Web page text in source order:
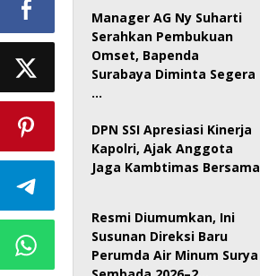
Manager AG Ny Suharti
Serahkan Pembukuan
Omset, Bapenda
Surabaya Diminta Segera
…
DPN SSI Apresiasi Kinerja
Kapolri, Ajak Anggota
Jaga Kambtimas Bersama
Resmi Diumumkan, Ini
Susunan Direksi Baru
Perumda Air Minum Surya